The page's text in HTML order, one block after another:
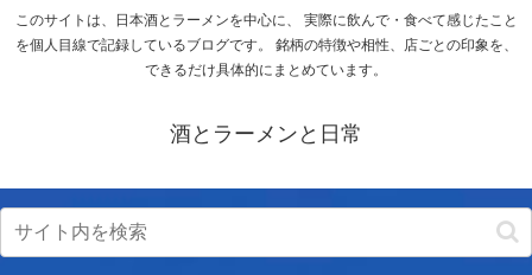
このサイトは、日本酒とラーメンを中心に、 実際に飲んで・食べて感じたこと
を個人目線で記録しているブログです。 銘柄の特徴や相性、店ごとの印象を、
できるだけ具体的にまとめています。
酒とラーメンと日常